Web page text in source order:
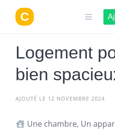
contenu
Logement
bien
AJOUTÉ LE 12 NOVEMBRE 2024
Une chambre, Un